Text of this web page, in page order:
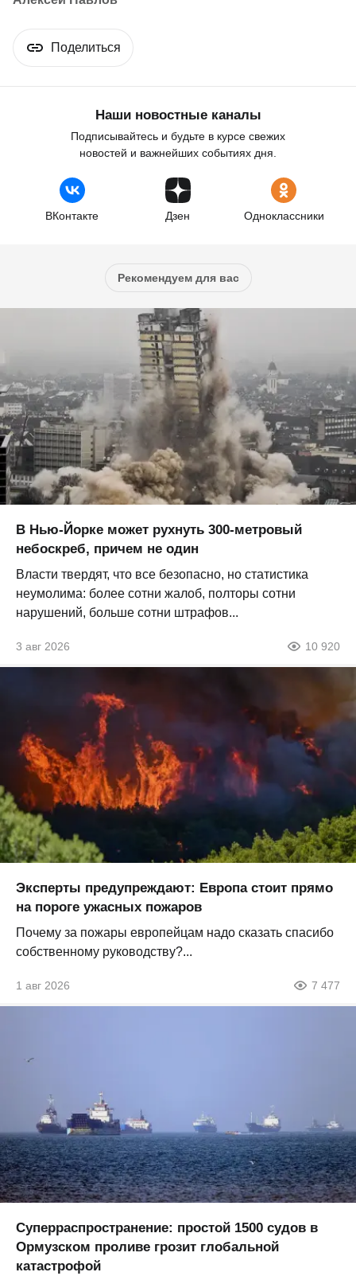
Поделиться
Наши новостные каналы
Подписывайтесь и будьте в курсе свежих
новостей и важнейших событиях дня.
ВКонтакте Дзен Одноклассники
Рекомендуем для вас
В Нью-Йорке может рухнуть 300-метровый
небоскреб, причем не один
Власти твердят, что все безопасно, но статистика
неумолима: более сотни жалоб, полторы сотни
нарушений, больше сотни штрафов...
3 авг 2026 10 920
Эксперты предупреждают: Европа стоит прямо
на пороге ужасных пожаров
Почему за пожары европейцам надо сказать спасибо
собственному руководству?...
1 авг 2026 7 477
Суперраспространение: простой 1500 судов в
Ормузском проливе грозит глобальной
катастрофой